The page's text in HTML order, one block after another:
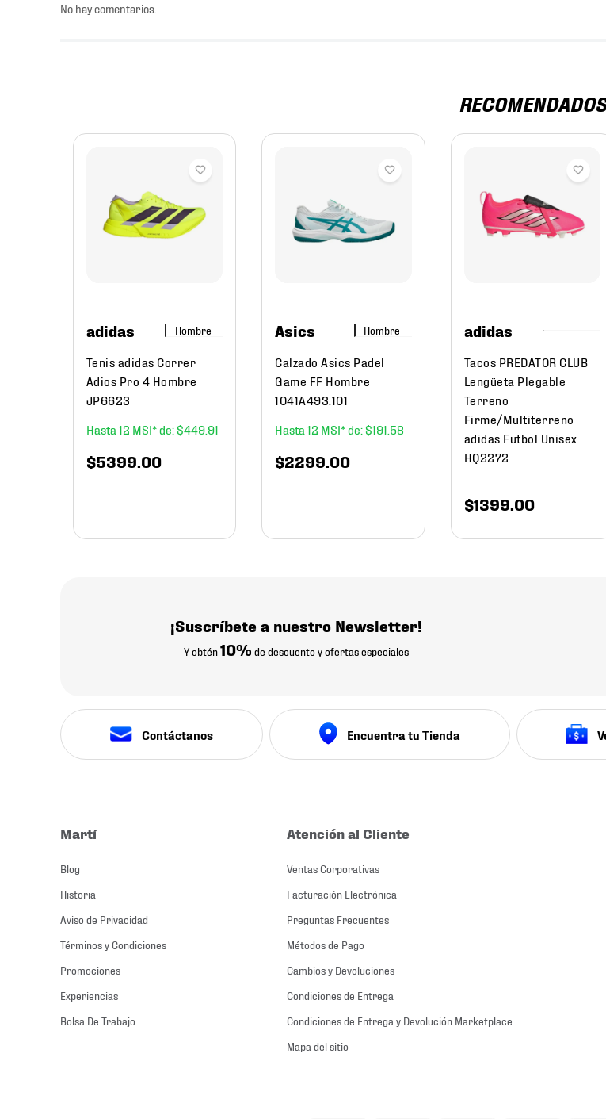
No hay comentarios.
RECOMENDADOS
adidas Hombre
Tenis adidas Correr
Adios Pro 4 Hombre
JP6623
12
$449. 91
$5399.00
Asics Hombre
Calzado Asics Padel
Game FF Hombre
1041A493.101
12
$191 58
$2299.00
adidas
Tacos PREDATOR CLUB
Lengüeta Plegable
Terreno
Firme/Multiterreno
adidas Futbol Unisex
HQ2272
$1399.00
¡Suscríbete a nuestro Newsletter!
Y obtén10% de descuento y ofertas especiales
Contáctanos Encuentra tu Tienda
Martí
Blog
Historia
Aviso de Privacidad
Términos y Condiciones
Promociones
Experiencias
Bolsa De Trabajo
Atención al Cliente
Ventas Corporativas
Facturación Electrónica
Preguntas Frecuentes
Métodos de Pago
Cambios y Devoluciones
Condiciones de Entrega
Condiciones de Entrega y Devolución Marketplace
Mapa del sitio